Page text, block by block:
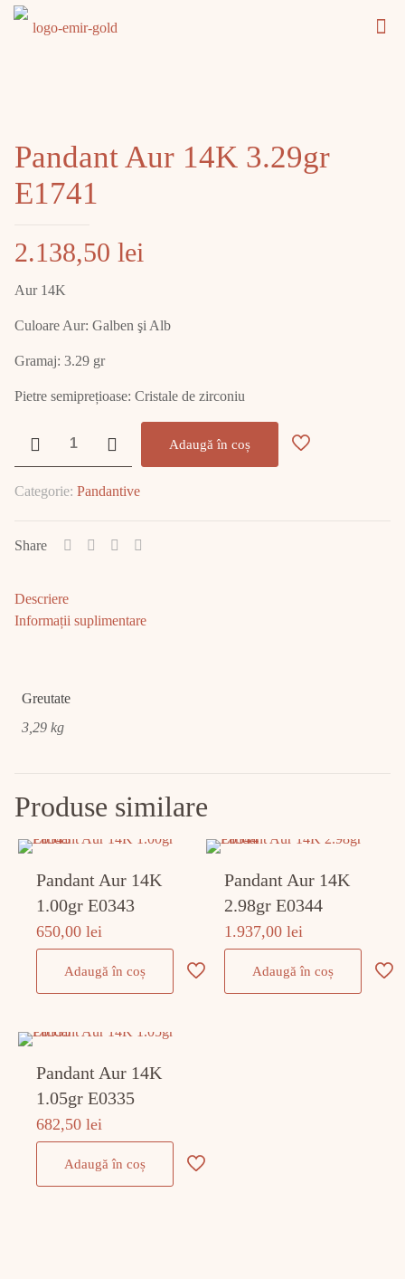
Pandant Aur 14K 3.29gr
E1741
2.138,50 lei
Aur 14K
Culoare Aur: Galben şi Alb
Gramaj: 3.29 gr
Pietre semiprețioase: Cristale de zirconiu
Pandant
14K
E1741
Adaugă în coș
Categorie: Pandantive
Share
Descriere
Informații suplimentare
Greutate
3,29 kg
Produse similare
Pandant Aur 14K
1.00gr E0343
650,00lei
Adaugă în coș
Pandant Aur 14K
2.98gr E0344
1.937,00lei
Adaugă în coș
Pandant Aur 14K
1.05gr E0335
682,50lei
Adaugă în coș